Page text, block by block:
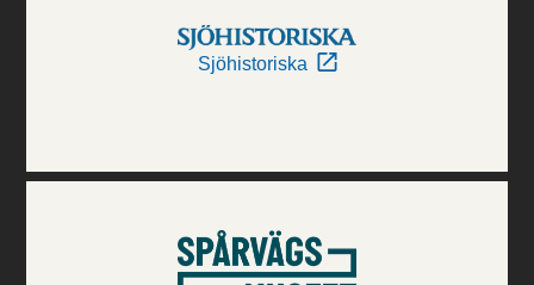
Sjöhistoriska